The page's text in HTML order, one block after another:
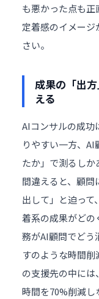
も悪かった点も正
定着感のイメー
さい。
成果の「出
える
AIコンサルの成功
りやすい一方、
たか」で測るし
間違えると、顧問
出して」と迫って
着系の成果がどの
務がAI顧問でどう
すのような時間
の支援先の中に
時間を70%削減し